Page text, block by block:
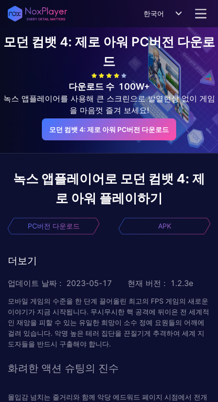
한국어
모던 컴뱃 4: 제로 아워 PC버전 다운로
드
다운로드 수 100W+
녹스 앱플레이어를 사용해 큰 스크린으로 발열현상 없이 게임
을 마음껏 즐겨 보세요!
모던 컴뱃 4: 제로 아워 PC버전 다운로드
녹스 앱플레이어로 모던 컴뱃 4: 제
로 아워 플레이하기
PC버전 다운로드 APK
더보기
업데이트 날짜 : 2023-05-17 현재 버전 : 1.2.3e
모바일 게임의 수준을 한 단계 끌어올린 최고의 FPS 게임의 새로운
이야기가 지금 시작됩니다. 무시무시한 핵 공격에 뒤이은 전 세계적
인 재앙을 피할 수 있는 유일한 희망이 소수 정예 요원들의 어깨에
걸려 있습니다. 악명 높은 테러 집단을 끈질기게 추격하여 세계 지
도자들을 반드시 구출해야 합니다.
화려한 액션 슈팅의 진수
몰입감 넘치는 줄거리와 함께 악당 에드워드 페이지 시점에서 전개